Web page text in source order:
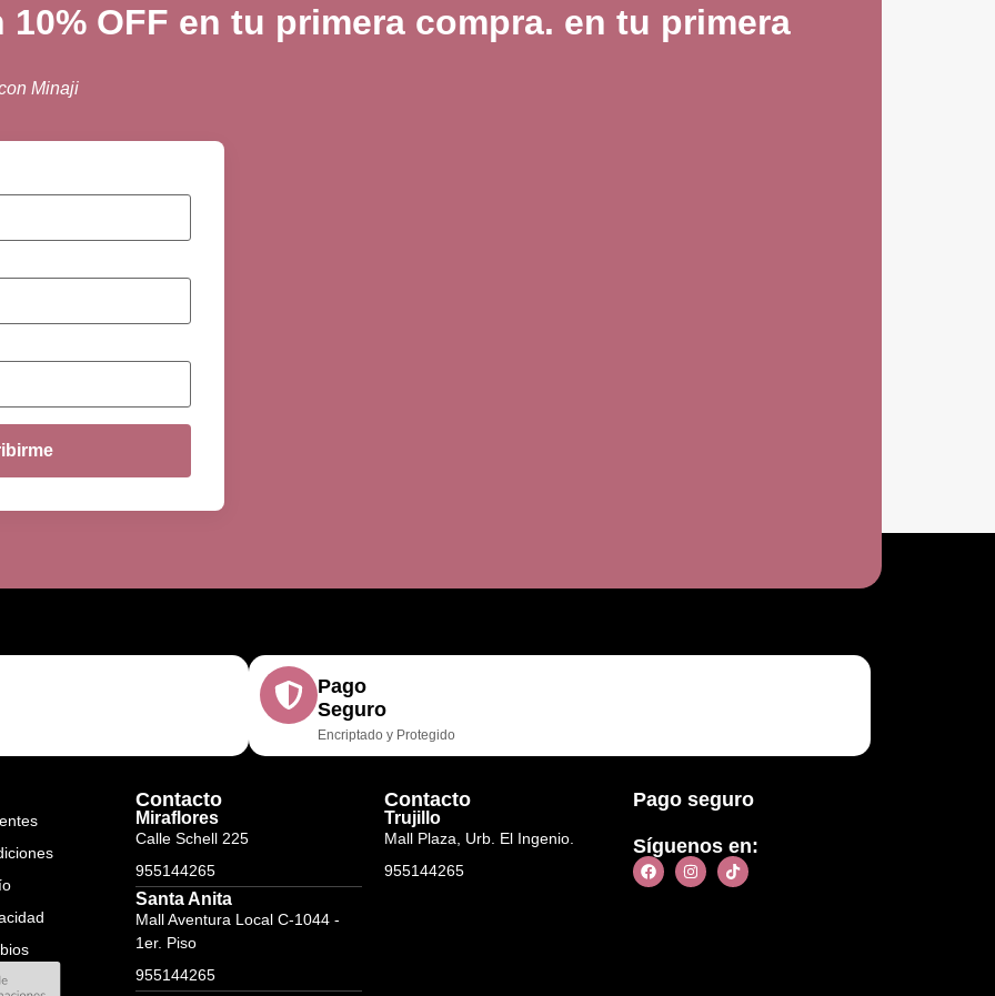
10% OFF en tu primera compra. en tu primera
Minaji
Pago
Seguro
Encriptado y Protegido
Contacto
Miraflores
Calle Schell 225
955144265
Santa Anita
Mall Aventura Local C-1044 -
1er. Piso
955144265
Contacto
Trujillo
Mall Plaza, Urb. El Ingenio.
955144265
Pago seguro
Síguenos en: